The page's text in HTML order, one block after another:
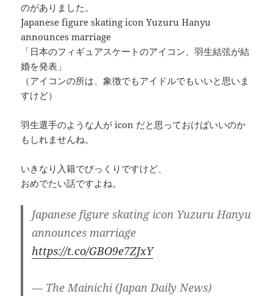
のがありました。
Japanese figure skating icon Yuzuru Hanyu
announces marriage
「日本のフィギュアスケートのアイコン、羽生結弦が結
婚を発表」
（アイコンの所は、象徴でもアイドルでもいいと思いま
すけど）
羽生選手のような人が icon だと思っておけばいいのか
もしれませんね。
いきなり入籍でびっくりですけど、
おめでたい話ですよね。
Japanese figure skating icon Yuzuru Hanyu
announces marriage
https://t.co/GBO9e7ZJxY
— The Mainichi (Japan Daily News)